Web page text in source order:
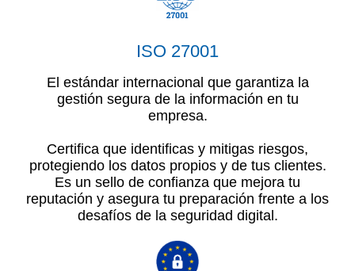
ISO 27001
El estándar internacional que garantiza la
gestión segura de la información en tu
empresa.
Certifica que identificas y mitigas riesgos,
protegiendo los datos propios y de tus clientes.
Es un sello de confianza que mejora tu
reputación y asegura tu preparación frente a los
desafíos de la seguridad digital.